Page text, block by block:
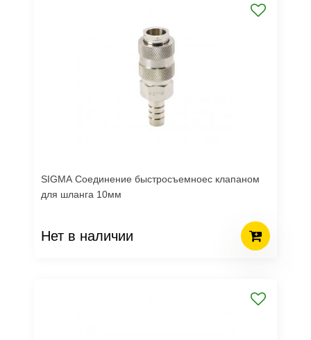
SIGMA Соединение быстросъемноес клапаном
для шланга 10мм
Нет в наличии